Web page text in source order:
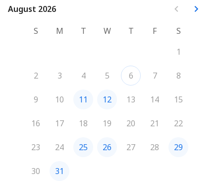
August 2026
August 2026
S
M T W T F
S
1
2 3 4 5 6 7 8
9 10 11 12 13 14 15
16 17 18 19 20 21 22
23 24 25 26 27 28 29
30 31